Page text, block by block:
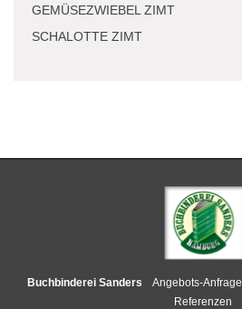
GEMÜSEZWIEBEL ZIMT
SCHALOTTE ZIMT
Buchbinderei Sanders Angebots-Anfrage
Referenzen